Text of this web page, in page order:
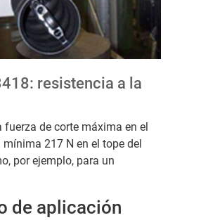
resistencia a la
fuerza de corte máxima en el
mínima 217 N en el tope del
por ejemplo, para un
de aplicación